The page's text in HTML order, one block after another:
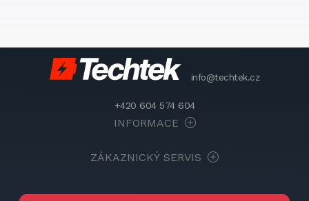
info@techtek.cz
+420 604 574 604
INFORMACE
ZÁKAZNICKÝ SERVIS